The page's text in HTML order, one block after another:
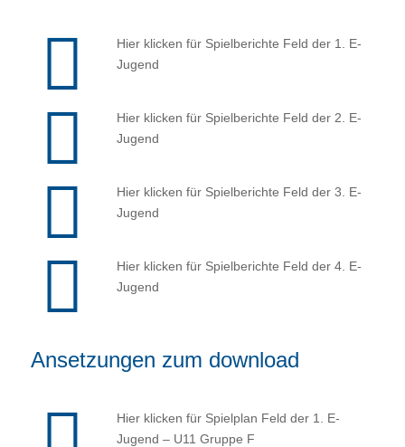
Hier klicken für Spielberichte Feld der 1. E-
Jugend
Hier klicken für Spielberichte Feld der 2. E-
Jugend
Hier klicken für Spielberichte Feld der 3. E-
Jugend
Hier klicken für Spielberichte Feld der 4. E-
Jugend
Ansetzungen zum download
Hier klicken für Spielplan Feld der 1. E-
Jugend – U11 Gruppe F